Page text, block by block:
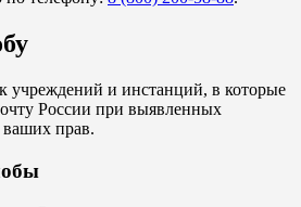
учреждений и инстанций, в которые
России при выявленных
прав.